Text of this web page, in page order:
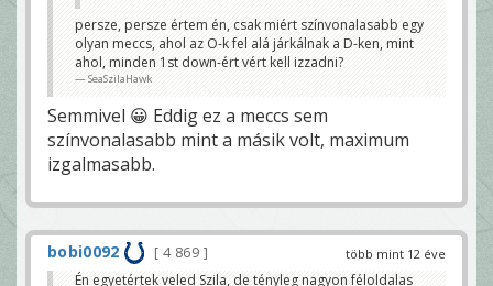
persze, persze értem én, csak miért színvonalasabb egy
olyan meccs, ahol az O-k fel alá járkálnak a D-ken, mint
ahol, minden 1st down-ért vért kell izzadni?
SeaSzilaHawk
Semmivel 😀 Eddig ez a meccs sem
színvonalasabb mint a másik volt, maximum
izgalmasabb.
több mint 12 éve
bobi0092
4 869
Én egyetértek veled Szila, de tényleg nagyon féloldalas